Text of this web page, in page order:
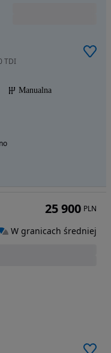
TDI
Manualna
25 900 PLN
W granicach średniej